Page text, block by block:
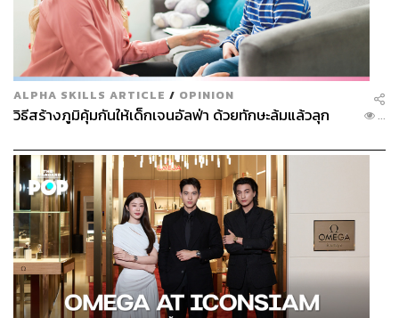
ALPHA SKILLS ARTICLE / OPINION
วิธีสร้างภูมิคุ้มกันให้เด็กเจนอัลฟ่า ด้วยทักษะล้มแล้วลุก ...